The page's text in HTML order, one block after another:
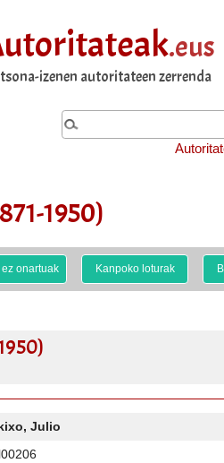
.eus
izenen autoritateen zerrenda
1950)
ez onartuak Kanpoko loturak
Julio